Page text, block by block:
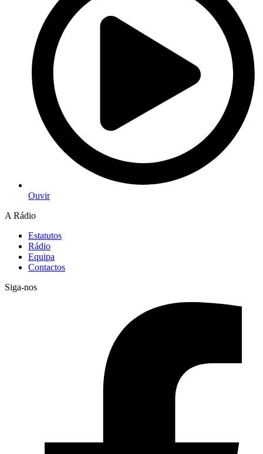
Ouvir
A Rádio
Estatutos
Rádio
Equipa
Contactos
Siga-nos